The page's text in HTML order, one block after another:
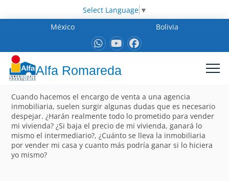
Select Language ▼
México
Bolivia
Alfa Romareda
Cuando hacemos el encargo de venta a una agencia
inmobiliaria, suelen surgir algunas dudas que es necesario
despejar. ¿Harán realmente todo lo prometido para vender
mi vivienda? ¿Si baja el precio de mi vivienda, ganará lo
mismo el intermediario?, ¿Cuánto se lleva la inmobiliaria
por vender mi casa y cuanto más podría ganar si lo hiciera
yo mismo?